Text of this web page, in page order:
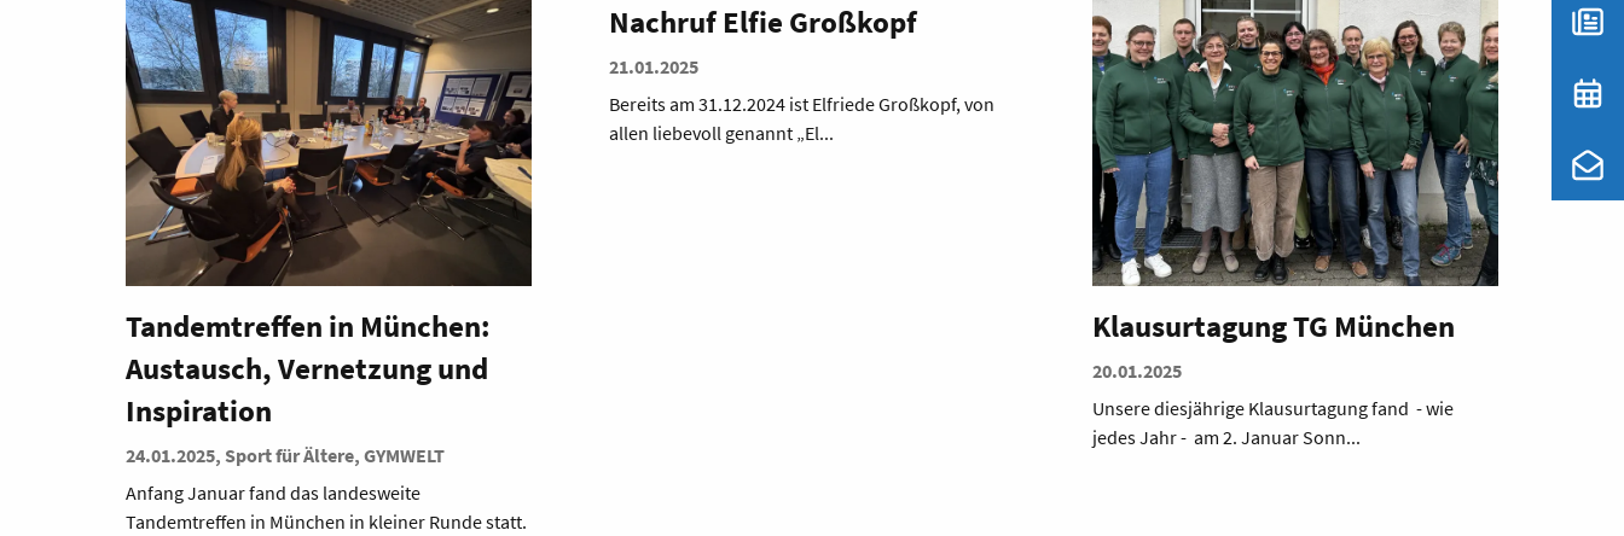
Tandemtreffen in München:
Austausch, Vernetzung und
Inspiration
24.01.2025, Sport für Ältere, GYMWELT
Anfang Januar fand das landesweite
Tandemtreffen in München in kleiner Runde statt.
Nachruf Elfie Großkopf
21.01.2025
Bereits am 31.12.2024 ist Elfriede Großkopf, von
allen liebevoll genannt „El...
Klausurtagung TG München
20.01.2025
Unsere diesjährige Klausurtagung fand - wie
jedes Jahr - am 2. Januar Sonn...